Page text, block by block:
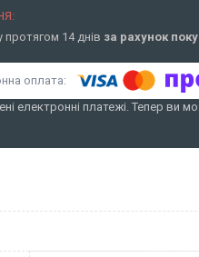
14 днів за рахунок
електронні платежі. Тепер ви